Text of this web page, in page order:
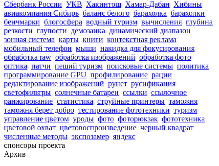
Сбербанк России УКВ Хакинтош Хамар-Дабан Хибины
авиакомпания Сибирь баланс белого барахолка барахолки
бенчмарки блогосфера водный туризм вычисления глубина
резкости глупости демозаика динамический диапазон
зонная система карты книги контекстная реклама
мобильный телефон мыши накидка для фокусирования
обработка raw обработка изображений обработка фото
оптика патчи пеший туризм поисковые системы политика
программирование GPU профилирование рации
редактирование изображений рунет русификация
светофильтры солнечные батареи ссылки ссылочное
ранжирование статистика струйные принтеры таможня
таможня берет добро тестирование фототехники туризм
управление цветом уроды фото фоторюкзак фототехника
цветовой охват цветовоспроизведение черный квадрат
численные методы экспозамер яндекс
спонсоры проекта
Архив